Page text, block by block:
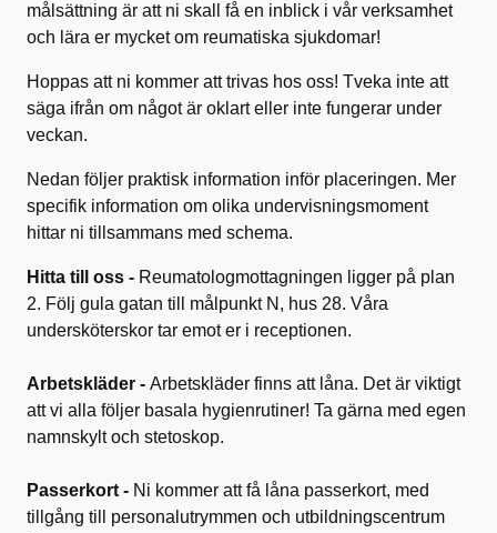
målsättning är att ni skall få en inblick i vår verksamhet
och lära er mycket om reumatiska sjukdomar!
Hoppas att ni kommer att trivas hos oss! Tveka inte att
säga ifrån om något är oklart eller inte fungerar under
veckan.
Nedan följer praktisk information inför placeringen. Mer
specifik information om olika undervisningsmoment
hittar ni tillsammans med schema.
Hitta till oss - Reumatologmottagningen ligger på plan
2. Följ gula gatan till målpunkt N, hus 28. Våra
undersköterskor tar emot er i receptionen.
Arbetskläder - Arbetskläder finns att låna. Det är viktigt
att vi alla följer basala hygienrutiner! Ta gärna med egen
namnskylt och stetoskop.
Passerkort - Ni kommer att få låna passerkort, med
tillgång till personalutrymmen och utbildningscentrum